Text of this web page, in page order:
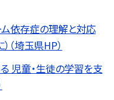
ム依存症の理解と対応
（埼玉県HP）
児童・生徒の学習を支